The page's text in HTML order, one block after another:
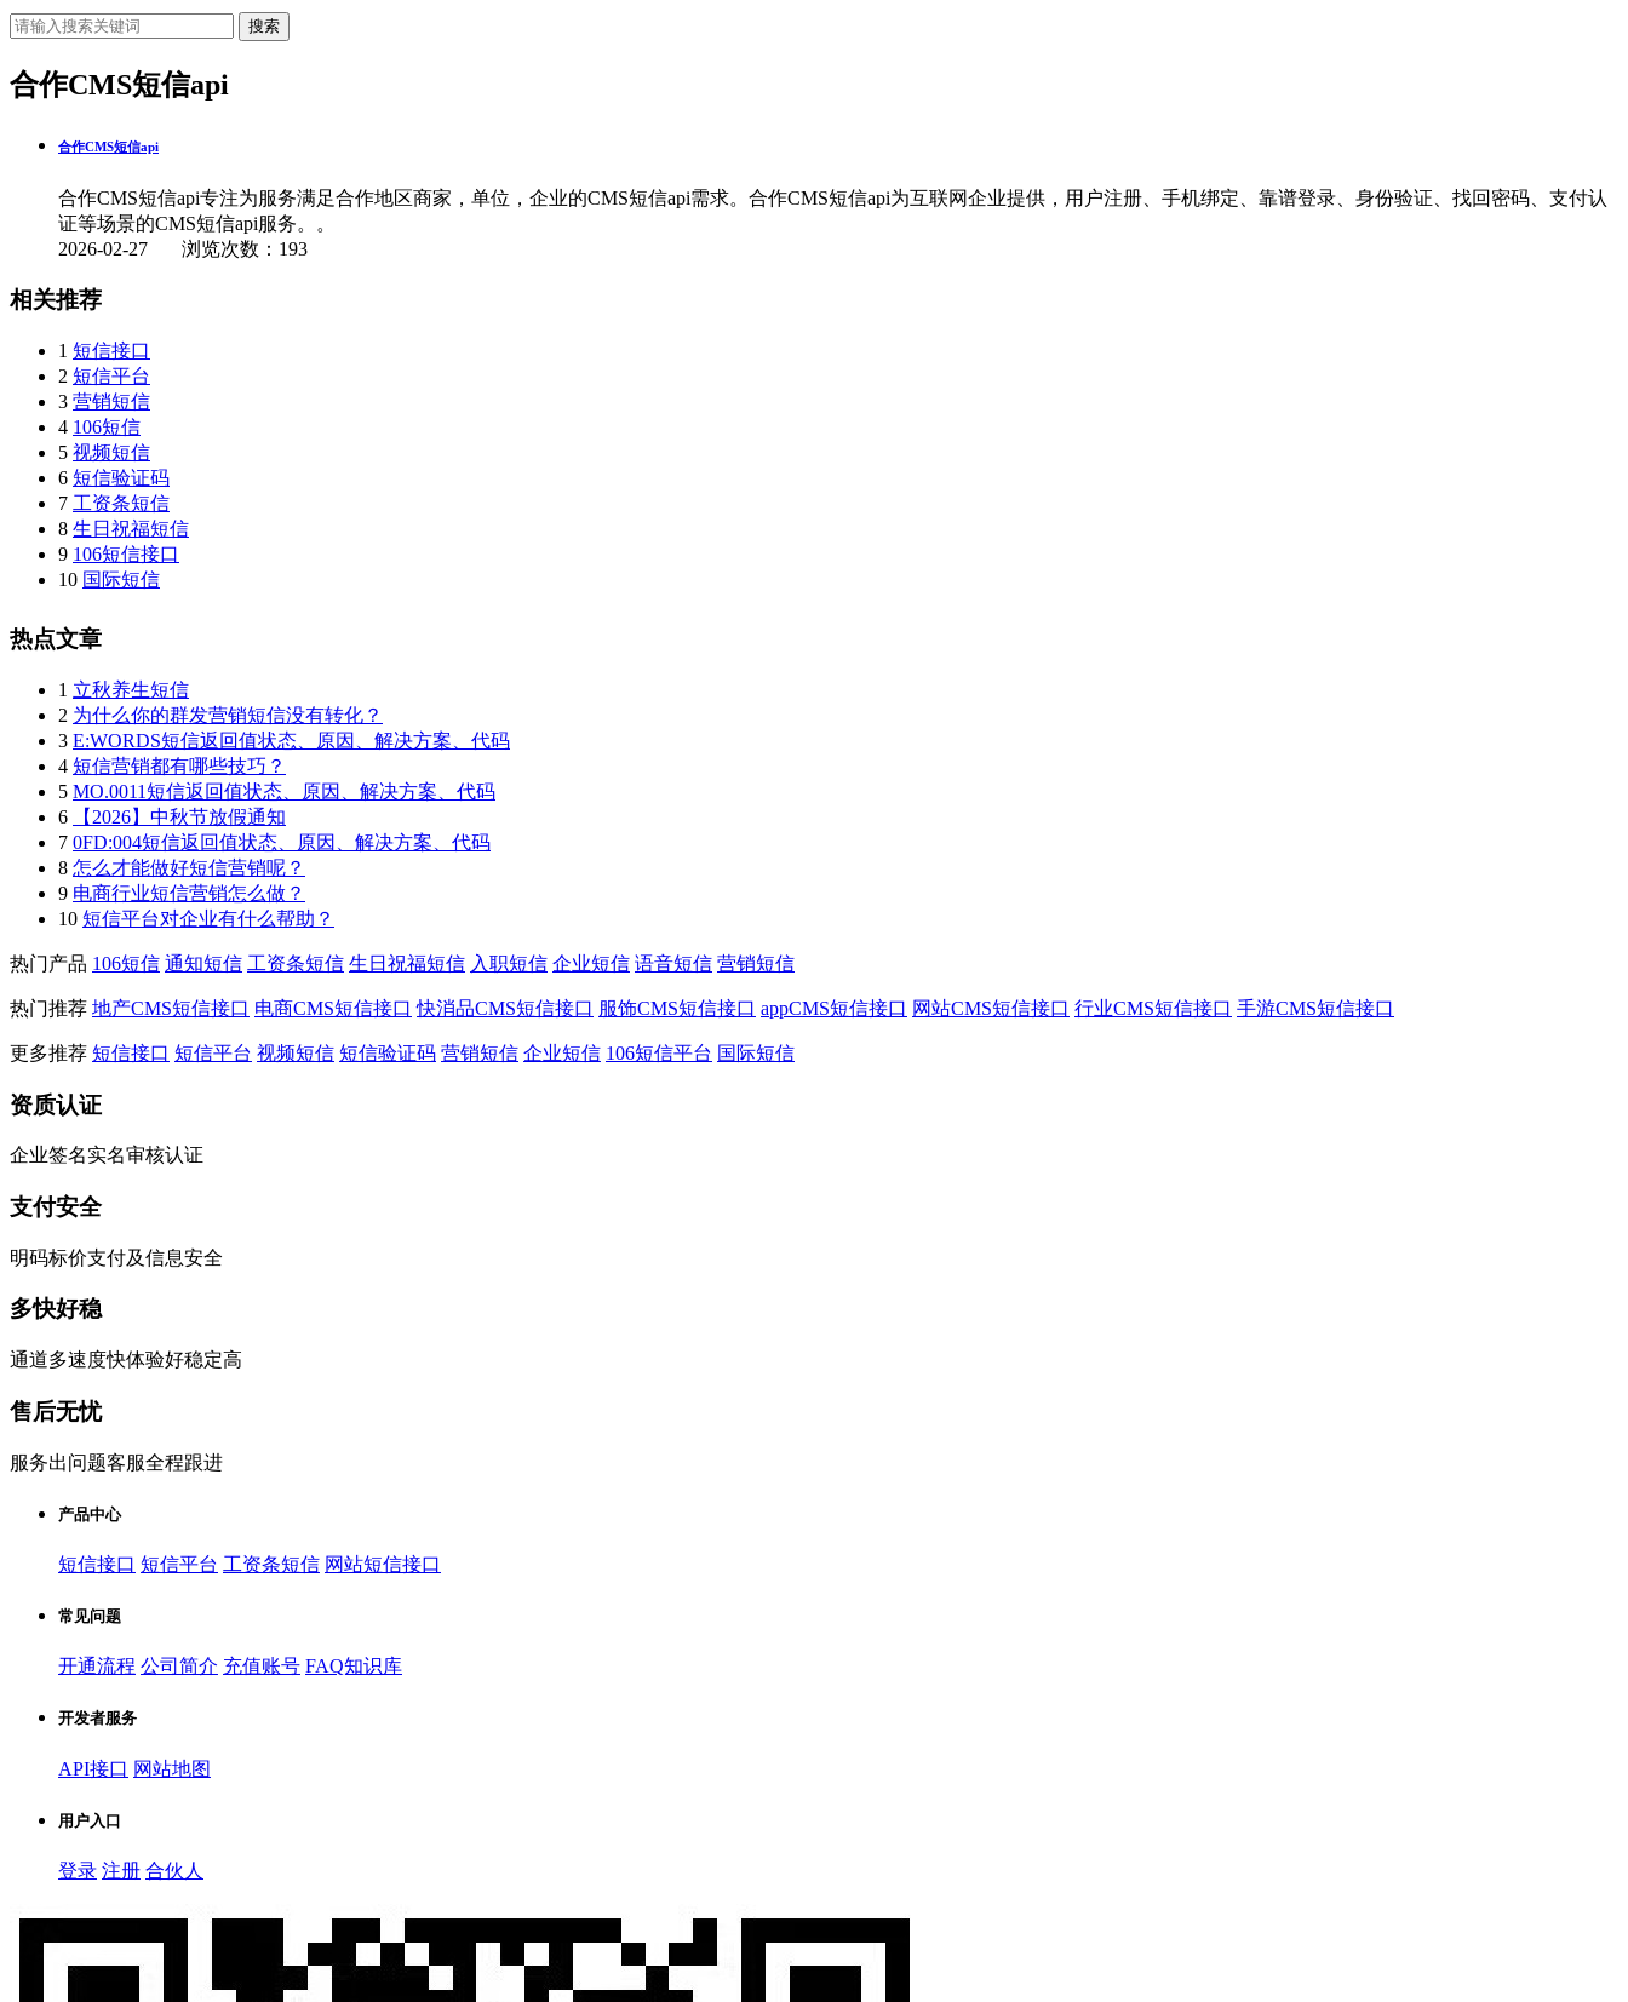
搜索
合作CMS短信api
合作CMS短信api
合作CMS短信api专注为服务满足合作地区商家，单位，企业的CMS短信api需求。合作CMS短信api为互联网企业提供，用户注册、手机绑定、靠谱登录、身份验证、找回密码、支付认
证等场景的CMS短信api服务。。
2026-02-27 浏览次数：193
相关推荐
1 短信接口
2 短信平台
3 营销短信
4 106短信
5 视频短信
6 短信验证码
7 工资条短信
8 生日祝福短信
9 106短信接口
10 国际短信
热点文章
1 立秋养生短信
2 为什么你的群发营销短信没有转化？
3 E:WORDS短信返回值状态、原因、解决方案、代码
4 短信营销都有哪些技巧？
5 MO.0011短信返回值状态、原因、解决方案、代码
6
【2026】中秋节放假通知
7 0FD:004短信返回值状态、原因、解决方案、代码
8 怎么才能做好短信营销呢？
9 电商行业短信营销怎么做？
10 短信平台对企业有什么帮助？
热门产品 106短信 通知短信 工资条短信 生日祝福短信 入职短信 企业短信 语音短信 营销短信
热门推荐 地产CMS短信接口 电商CMS短信接口 快消品CMS短信接口 服饰CMS短信接口 appCMS短信接口 网站CMS短信接口 行业CMS短信接口 手游CMS短信接口
更多推荐 短信接口 短信平台 视频短信 短信验证码 营销短信 企业短信 106短信平台 国际短信
资质认证
企业签名实名审核认证
支付安全
明码标价支付及信息安全
多快好稳
通道多速度快体验好稳定高
售后无忧
服务出问题客服全程跟进
产品中心
短信接口 短信平台 工资条短信 网站短信接口
常见问题
开通流程 公司简介 充值账号 FAQ知识库
开发者服务
API接口 网站地图
用户入口
登录 注册 合伙人